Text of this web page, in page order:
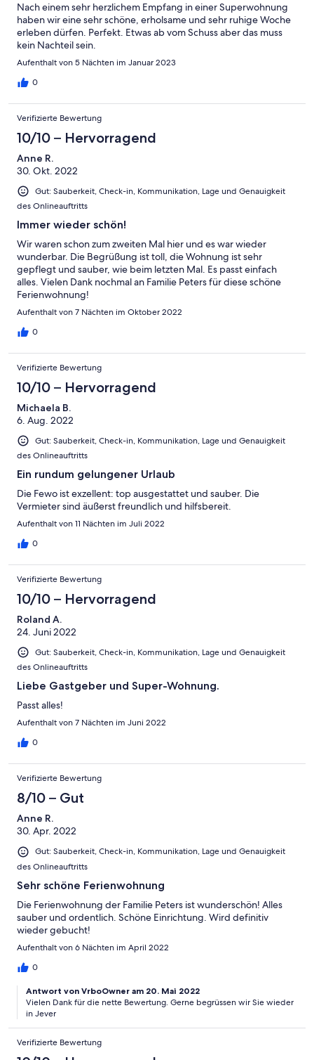
Nach einem sehr herzlichem Empfang in einer Superwohnung
haben wir eine sehr schöne, erholsame und sehr ruhige Woche
erleben dürfen. Perfekt. Etwas ab vom Schuss aber das muss
kein Nachteil sein.
Aufenthalt von 5 Nächten im Januar 2023
0
Verifizierte Bewertung
10/10 – Hervorragend
Anne R.
30. Okt. 2022
Gut: Sauberkeit, Check-in, Kommunikation, Lage und Genauigkeit
des Onlineauftritts
Immer wieder schön!
Wir waren schon zum zweiten Mal hier und es war wieder
wunderbar. Die Begrüßung ist toll, die Wohnung ist sehr
gepflegt und sauber, wie beim letzten Mal. Es passt einfach
alles. Vielen Dank nochmal an Familie Peters für diese schöne
Ferienwohnung!
Aufenthalt von 7 Nächten im Oktober 2022
0
Verifizierte Bewertung
10/10 – Hervorragend
Michaela B.
6. Aug. 2022
Gut: Sauberkeit, Check-in, Kommunikation, Lage und Genauigkeit
des Onlineauftritts
Ein rundum gelungener Urlaub
Die Fewo ist exzellent: top ausgestattet und sauber. Die
Vermieter sind äußerst freundlich und hilfsbereit.
Aufenthalt von 11 Nächten im Juli 2022
0
Verifizierte Bewertung
10/10 – Hervorragend
Roland A.
24. Juni 2022
Gut: Sauberkeit, Check-in, Kommunikation, Lage und Genauigkeit
des Onlineauftritts
Liebe Gastgeber und Super-Wohnung.
Passt alles!
Aufenthalt von 7 Nächten im Juni 2022
0
Verifizierte Bewertung
8/10 – Gut
Anne R.
30. Apr. 2022
Gut: Sauberkeit, Check-in, Kommunikation, Lage und Genauigkeit
des Onlineauftritts
Sehr schöne Ferienwohnung
Die Ferienwohnung der Familie Peters ist wunderschön! Alles
sauber und ordentlich. Schöne Einrichtung. Wird definitiv
wieder gebucht!
Aufenthalt von 6 Nächten im April 2022
0
Antwort von VrboOwner am 20. Mai 2022
Vielen Dank für die nette Bewertung. Gerne begrüssen wir Sie wieder
in Jever
Verifizierte Bewertung